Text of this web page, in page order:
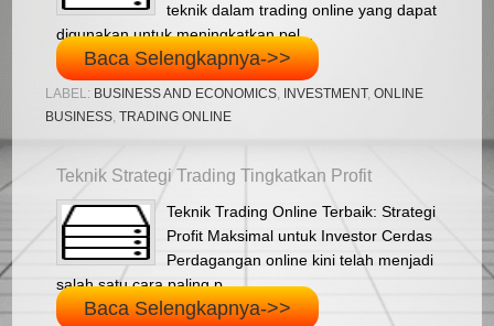
teknik dalam trading online yang dapat
digunakan untuk meningkatkan pel...
Baca Selengkapnya->>
LABEL: BUSINESS AND ECONOMICS, INVESTMENT,ONLINE
BUSINESS,TRADING ONLINE
Teknik Strategi Trading Tingkatkan Profit
Teknik Trading Online Terbaik: Strategi
Profit Maksimal untuk Investor Cerdas
Perdagangan online kini telah menjadi
salah satu cara paling p...
Baca Selengkapnya->>